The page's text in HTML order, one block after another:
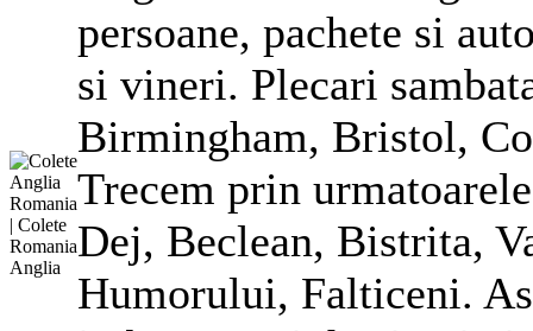
persoane, pachete si
si vineri. Plecari
Birmingham, Bristol,
Trecem prin
Dej, Beclean, Bistrita,
Humorului, Falticeni.